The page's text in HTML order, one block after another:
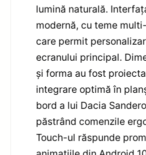
lumină naturală.
modernă, cu teme
care permit
ecranului principal.
și forma au fost
integrare optimă în
bord a lui Dacia
păstrând comenzile
Touch-ul răspunde